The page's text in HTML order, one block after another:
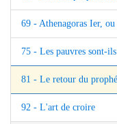
69 - Athenagoras Ier,
75 - Les pauvres sont-
81 - Le retour du
92 - L'art de croire